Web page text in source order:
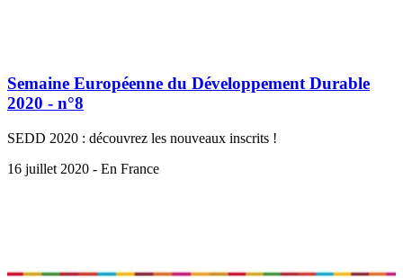
Semaine Européenne du Développement Durable
2020 - n°8
SEDD 2020 : découvrez les nouveaux inscrits !
16 juillet 2020 - En France